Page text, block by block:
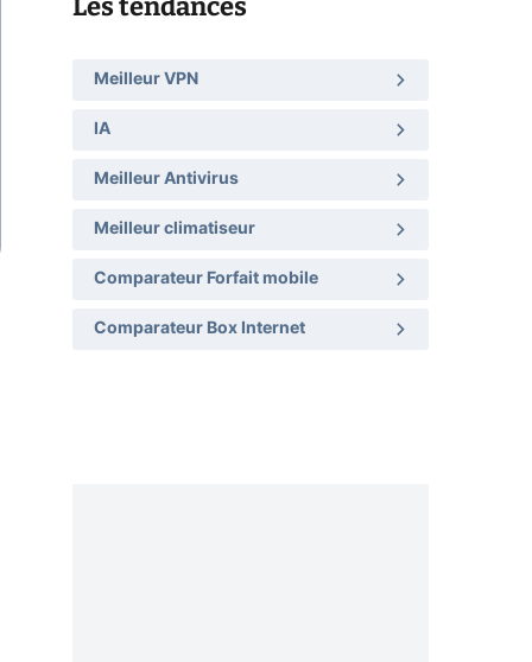
Les tendances
Meilleur VPN
IA
Meilleur Antivirus
Meilleur climatiseur
Comparateur Forfait mobile
Comparateur Box Internet